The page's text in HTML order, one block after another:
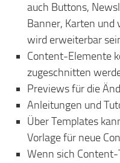
auch Buttons,
Banner, Karten und
wird erweiterbar
Content-Elemente
zugeschnitten
Previews für die
Anleitungen und
Über Templates
Vorlage für neue
Wenn sich